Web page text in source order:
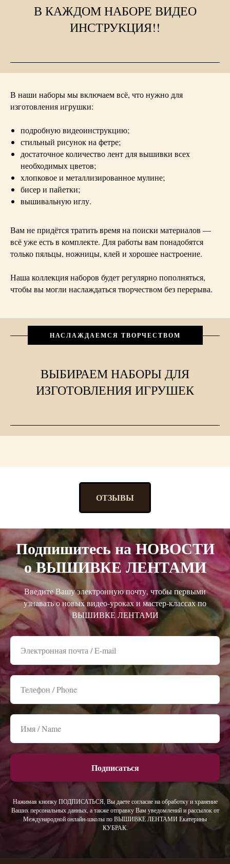
В КАЖДОМ НАБОРЕ ВИДЕО
ИНСТРУКЦИЯ!!
В наши наборы мы включаем всё, что нужно для
изготовления игрушки:
подробную видеоинструкцию;
стильный рисунок на фетре;
достаточное количество лент для вышивки всех
необходимых цветов;
хлопковое и металлизированное мулине;
бисер и пайетки;
вышивальную иглу.
Вам не придётся тратить время на поиски материалов —
всё уже есть в комплекте. Для работы вам понадобятся
только пяльцы, ножницы, клей и хорошее настроение.
Наша коллекция наборов будет регулярно пополняться,
чтобы вы могли наслаждаться творчеством без перерыва.
НАСЛАЖДАЕМСЯ ТВОРЧЕСТВОМ
ВЫБИРАЕМ НАБОРЫ ДЛЯ
ИЗГОТОВЛЕНИЯ ИГРУШЕК
ОТЗЫВЫ
Подпишитесь на НОВОСТИ
о ВЫШИВКЕ ЛЕНТАМИ
Введите Вашу электронную почту, чтобы первыми
узнавать о новых видео-уроках и мастер-классах по
ВЫШИВКЕ ЛЕНТАМИ
Подписаться
Нажимая кнопку ПОДПИСАТЬСЯ, Вы даете согласие на обработку и хранение
Ваших персональных данных, а также отправку Вам уведомлений и рассылок от
Международной онлайн-школы по ВЫШИВКЕ ЛЕНТАМИ Екатерины
КУБРАК.